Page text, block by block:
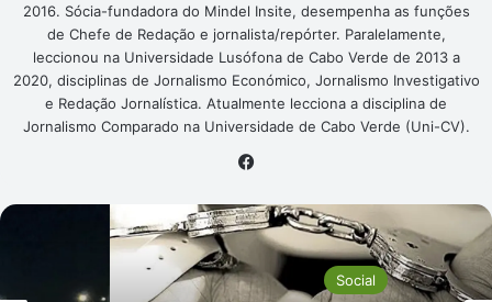
2016. Sócia-fundadora do Mindel Insite, desempenha as funções
de Chefe de Redação e jornalista/repórter. Paralelamente,
leccionou na Universidade Lusófona de Cabo Verde de 2013 a
2020, disciplinas de Jornalismo Económico, Jornalismo Investigativo
e Redação Jornalística. Atualmente lecciona a disciplina de
Jornalismo Comparado na Universidade de Cabo Verde (Uni-CV).
Social